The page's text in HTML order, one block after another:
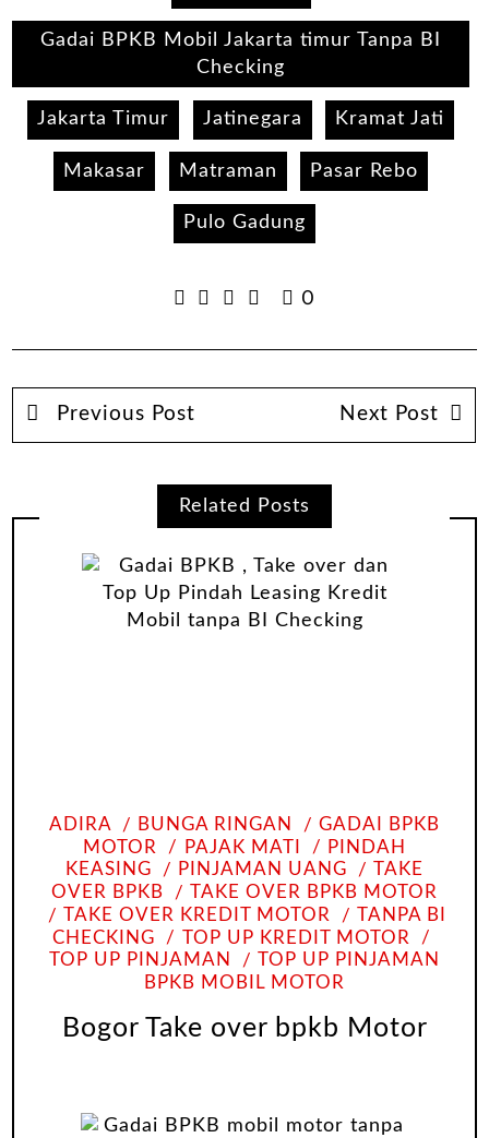
Gadai BPKB Mobil Jakarta timur Tanpa BI
Checking
Jakarta Timur Jatinegara Kramat Jati
Makasar Matraman Pasar Rebo
Pulo Gadung
0
Previous Post Next Post
Related Posts
ADIRA BUNGA RINGAN
GADAI BPKB
MOTOR
PAJAK MATI
PINDAH
KEASING
PINJAMAN UANG
TAKE
OVER BPKB
TAKE OVER BPKB MOTOR
TAKE OVER KREDIT MOTOR
TANPA BI
CHECKING
TOP UP KREDIT MOTOR
TOP UP PINJAMAN
TOP UP PINJAMAN
BPKB MOBIL MOTOR
Bogor Take over bpkb Motor